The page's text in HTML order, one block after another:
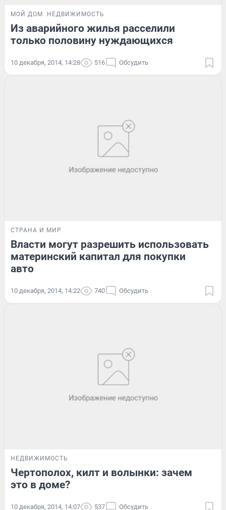
МОЙ ДОМ НЕДВИЖИМОСТЬ
Из аварийного жилья расселили
только половину нуждающихся
10 декабря, 2014, 14:28 516 Обсудить
СТРАНА И МИР
Власти могут разрешить использовать
материнский капитал для покупки
авто
10 декабря, 2014, 14:22 740 Обсудить
НЕДВИЖИМОСТЬ
Чертополох, килт и волынки: зачем
это в доме?
10 декабря, 2014, 14:07 537 Обсудить